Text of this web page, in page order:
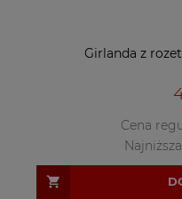
Girlanda z
Cena